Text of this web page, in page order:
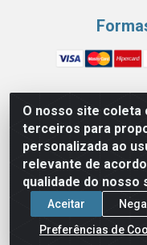
O nosso site coleta
terceiros para
personalizada ao
relevante de
qualidade do nosso
Aceitar
Preferências de
Perola Distribuição e
200 Bloco 12-A -
000 -